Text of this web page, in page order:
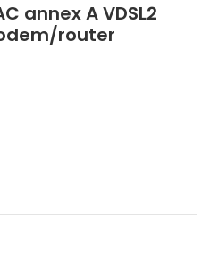
annex A VDSL2
router